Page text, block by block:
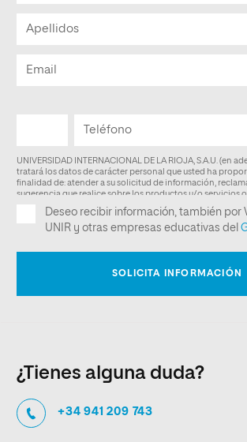
¿Tienes alguna duda?
+34 941 209 743